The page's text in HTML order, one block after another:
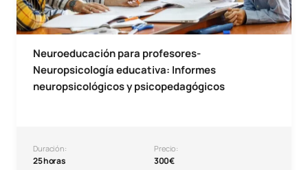
Neuroeducación para profesores-
Neuropsicología educativa: Informes
neuropsicológicos y psicopedagógicos
Duración:
25 horas
Precio:
300€